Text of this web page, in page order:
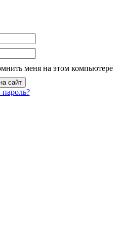
меня на этом компьютере